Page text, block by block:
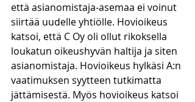
että asianomistaja-asemaa ei voinut
siirtää uudelle yhtiölle. Hovioikeus
katsoi, että C Oy oli ollut rikoksella
loukatun oikeushyvän haltija ja siten
asianomistaja. Hovioikeus hylkäsi A:n
vaatimuksen syytteen tutkimatta
jättämisestä. Myös hovioikeus katsoi